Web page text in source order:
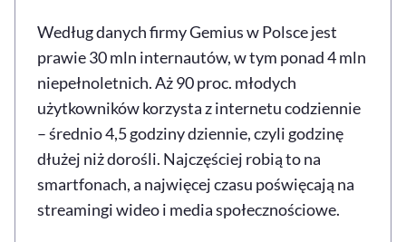
Według danych firmy Gemius w Polsce jest
prawie 30 mln internautów, w tym ponad 4 mln
niepełnoletnich. Aż 90 proc. młodych
użytkowników korzysta z internetu codziennie
– średnio 4,5 godziny dziennie, czyli godzinę
dłużej niż dorośli. Najczęściej robią to na
smartfonach, a najwięcej czasu poświęcają na
streamingi wideo i media społecznościowe.